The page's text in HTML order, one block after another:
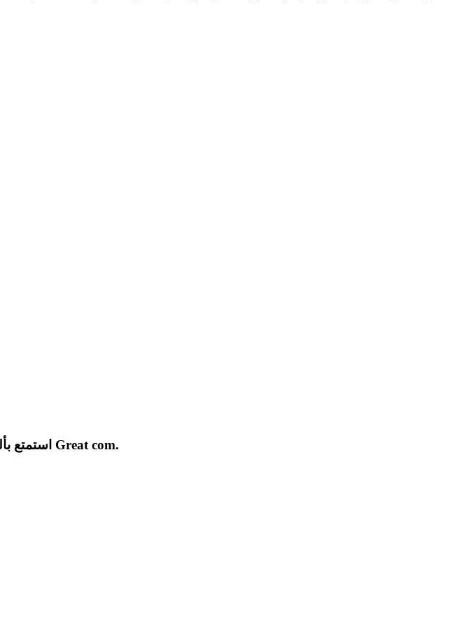
عرض توضيحي للعبة Thunderstruck. استمتع بألعاب سلوتس مجانية 100% من شركة Great com.